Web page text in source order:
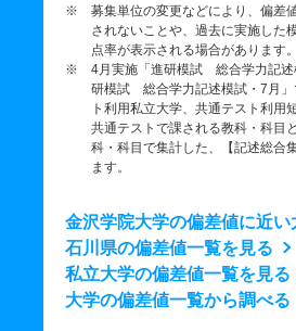
※ 募集単位の変更などにより、偏差
されないことや、過去に実施した
点率が表示される場合があります。
※ 4月実施「進研模試 総合学力記述
研模試 総合学力記述模試・7月」
ト利用私立大学、共通テスト利用
共通テストで課される教科・科目
科・科目で集計した、【記述総合
ます。
金沢学院大学の偏差値に近い
石川県の偏差値一覧を見る
私立大学の偏差値一覧を見る
大学の偏差値一覧から調べる